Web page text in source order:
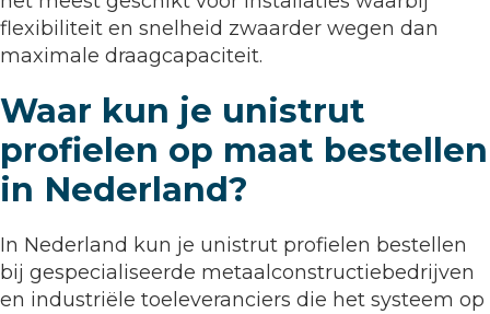
flexibiliteit en snelheid zwaarder wegen dan
maximale draagcapaciteit.
Waar kun je unistrut
profielen op maat bestellen
in Nederland?
In Nederland kun je unistrut profielen bestellen
bij gespecialiseerde metaalconstructiebedrijven
en industriële toeleveranciers die het systeem op